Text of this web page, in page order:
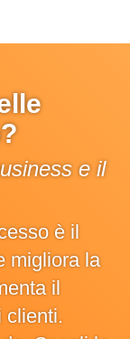
e il
è il
migliora la
il
clienti.